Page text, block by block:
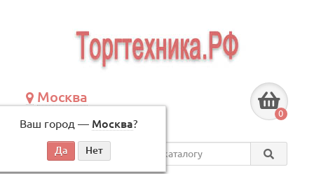
Москва
Ваш город — Москва?
по будням, с 09:00 до 18:00
0
Везде